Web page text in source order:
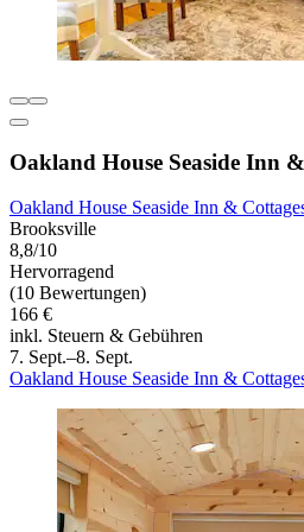
Oakland House Seaside Inn
Oakland House Seaside Inn &
Brooksville
8,8/10
Hervorragend
(10 Bewertungen)
166 €
inkl. Steuern & Gebühren
7. Sept.–8. Sept.
Oakland House Seaside Inn &